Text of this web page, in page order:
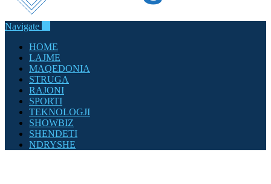
Navigate
HOME
LAJME
MAQEDONIA
STRUGA
RAJONI
SPORTI
TEKNOLOGJI
SHOWBIZ
SHENDETI
NDRYSHE